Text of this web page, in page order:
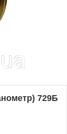
729Б